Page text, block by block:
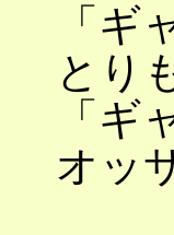
「
とり
「
オッ